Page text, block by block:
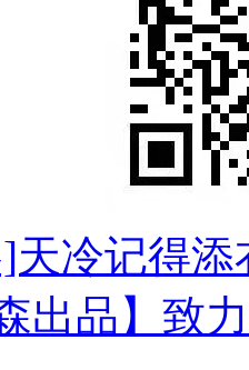
天冷记得添
出品】致